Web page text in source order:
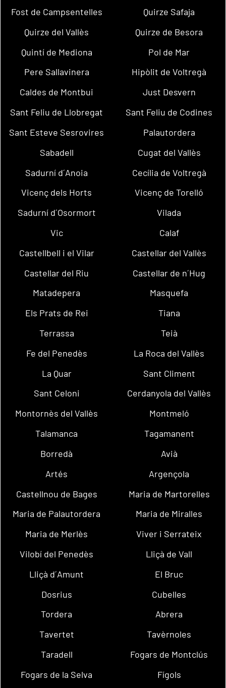
Fost de Campsentelles
Quirze Safaja
Quirze del Vallès
Quirze de Besora
Quintí de Mediona
Pol de Mar
Pere Sallavinera
Hipòlit de Voltregà
Caldes de Montbui
Just Desvern
Sant Feliu de Llobregat
Sant Feliu de Codines
Sant Esteve Sesrovires
Palautordera
Sabadell
Cugat del Vallès
Sadurní d´Anoia
Cecília de Voltregà
Vicenç dels Horts
Vicenç de Torelló
Sadurní d´Osormort
Vilada
Vic
Calaf
Castellbell i el Vilar
Castellar del Vallès
Castellar del Riu
Castellar de n´Hug
Matadepera
Masquefa
Els Prats de Rei
Tiana
Terrassa
Teià
Fe del Penedès
La Roca del Vallès
La Quar
Sant Climent
Sant Celoni
Cerdanyola del Vallès
Montornès del Vallès
Montmeló
Talamanca
Tagamanent
Borredà
Avià
Artés
Argençola
Castellnou de Bages
Maria de Martorelles
Maria de Palautordera
Maria de Miralles
Maria de Merlès
Viver i Serrateix
Vilobí del Penedès
Lliçà de Vall
Lliçà d´Amunt
El Bruc
Dosrius
Cubelles
Tordera
Abrera
Tavertet
Tavèrnoles
Taradell
Fogars de Montclús
Fogars de la Selva
Fígols